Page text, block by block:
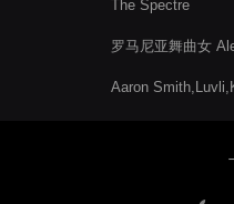
The Spectre
罗马尼亚舞曲女
Aaron